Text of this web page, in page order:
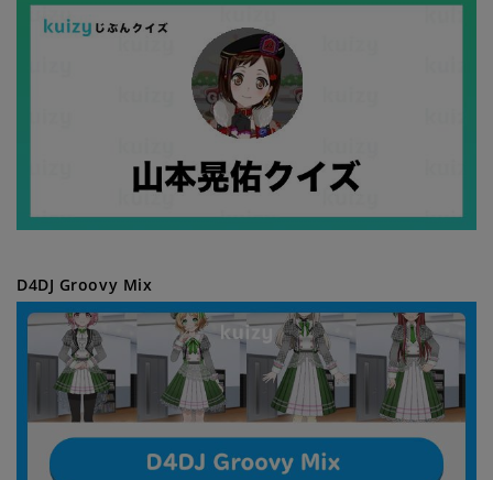
D4DJ Groovy Mix